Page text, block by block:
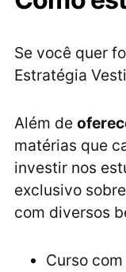
Se você quer
Estratégia
Além de
matérias que
investir nos
exclusivo
com diversos
Curso